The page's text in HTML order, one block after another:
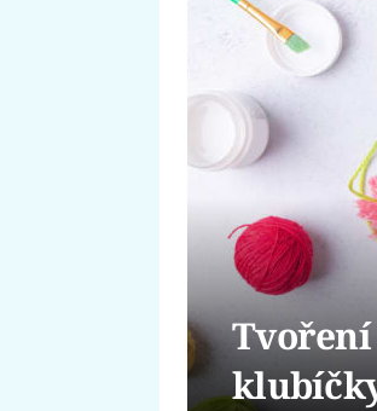
Tvoření